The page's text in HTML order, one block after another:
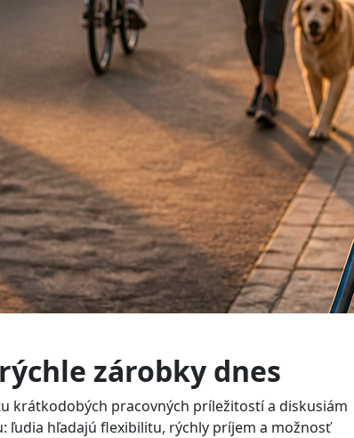
zárobky dnes
krátkodobých pracovných príležitostí a diskusiám
ľudia hľadajú flexibilitu, rýchly príjem a možnosť